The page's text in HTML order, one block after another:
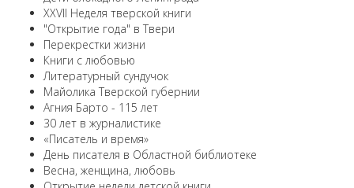
XXVII Неделя тверской книги
"Открытие года" в Твери
Перекрестки жизни
Книги с любовью
Литературный сундучок
Майолика Тверской губернии
Агния Барто - 115 лет
30 лет в журналистике
«Писатель и время»
День писателя в Областной библиотеке
Весна, женщина, любовь